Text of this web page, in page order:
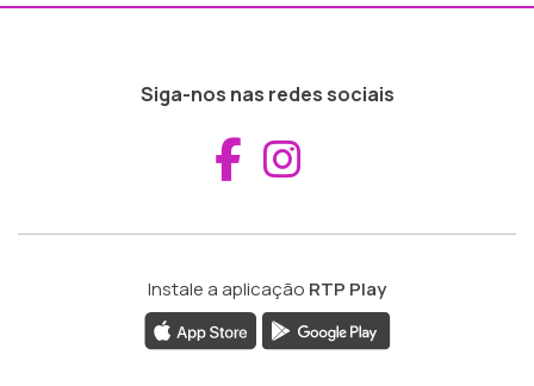
Siga-nos nas redes sociais
Aceder ao
Instale a aplicação RTP Play